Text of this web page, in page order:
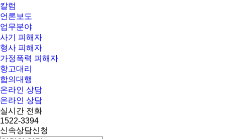
칼럼
언론보도
업무분야
사기 피해자
형사 피해자
가정폭력 피해자
항고대리
합의대행
온라인 상담
온라인 상담
실시간 전화
1522-3394
신속상담신청